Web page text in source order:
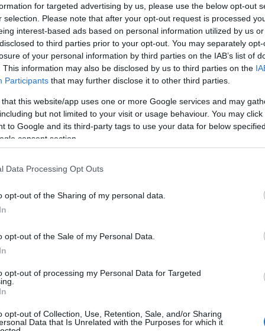
for targeted advertising by us, please use the below opt-out
selection. Please note that after your opt-out request is processed
interest-based ads based on personal information utilized by us
to third parties prior to your opt-out. You may separately
of your personal information by third parties on the IAB’s list of
This information may also be disclosed by us to third parties on the
Participants that may further disclose it to other third parties.
that this website/app uses one or more Google services and may
but not limited to your visit or usage behaviour. You may
to Google and its third-party tags to use your data for below
consent section.
Data Processing Opt Outs
opt-out of the Sharing of my personal data.
opt-out of the Sale of my Personal Data.
opt-out of processing my Personal Data for Targeted
opt-out of Collection, Use, Retention, Sale, and/or Sharing
Data that Is Unrelated with the Purposes for which it
un’altra area edificabile di Porto San
Comune alcun progetto ufficiale. Il sindaco
nasce dopo il riscontro degli uffici su
tra cui circa venti moduli prefabbricati a
delibera approvata a novembre era stata
la procedura dellaZes unica per il
contrari di Regione e Comune poi respinti sul
ricorso al Tar della Sardegna che si
nella sezione